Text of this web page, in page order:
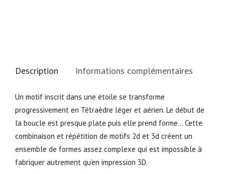
Description Informations complémentaires
Un motif inscrit dans une étoile se transforme
progressivement en Tétraèdre léger et aérien. Le début de
la boucle est presque plate puis elle prend forme… Cette
combinaison et répétition de motifs 2d et 3d créent un
ensemble de formes assez complexe qui est impossible à
fabriquer autrement qu’en impression 3D.